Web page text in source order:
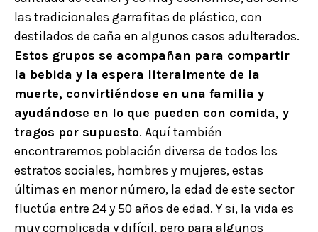
las tradicionales garrafitas de plástico, con
destilados de caña en algunos casos adulterados.
Estos grupos se acompañan para compartir
la bebida y la espera literalmente de la
muerte, convirtiéndose en una familia y
ayudándose en lo que pueden con comida, y
tragos por supuesto. Aquí también
encontraremos población diversa de todos los
estratos sociales, hombres y mujeres, estas
últimas en menor número, la edad de este sector
fluctúa entre 24 y 50 años de edad. Y si, la vida es
muy complicada y difícil, pero para algunos